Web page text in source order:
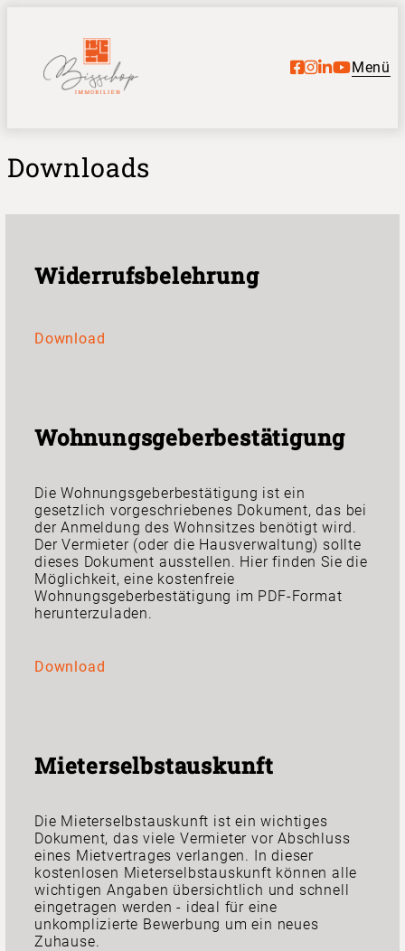
Menü
Downloads
Widerrufsbelehrung
Download
Wohnungsgeberbestätigung
Die Wohnungsgeberbestätigung ist ein
gesetzlich vorgeschriebenes Dokument, das bei
der Anmeldung des Wohnsitzes benötigt wird.
Der Vermieter (oder die Hausverwaltung) sollte
dieses Dokument ausstellen. Hier finden Sie die
Möglichkeit, eine kostenfreie
Wohnungsgeberbestätigung im PDF-Format
herunterzuladen.
Download
Mieterselbstauskunft
Die Mieterselbstauskunft ist ein wichtiges
Dokument, das viele Vermieter vor Abschluss
eines Mietvertrages verlangen. In dieser
kostenlosen Mieterselbstauskunft können alle
wichtigen Angaben übersichtlich und schnell
eingetragen werden - ideal für eine
unkomplizierte Bewerbung um ein neues
Zuhause.